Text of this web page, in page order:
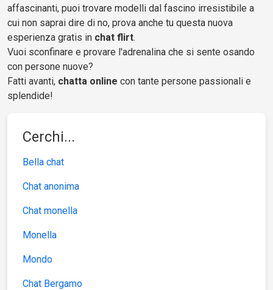
affascinanti, puoi trovare modelli dal fascino irresistibile a
cui non saprai dire di no, prova anche tu questa nuova
esperienza gratis in chat flirt.
Vuoi sconfinare e provare l'adrenalina che si sente osando
con persone nuove?
Fatti avanti, chatta online con tante persone passionali e
splendide!
Cerchi...
Bella chat
Chat anonima
Chat monella
Monella
Mondo
Chat Bergamo